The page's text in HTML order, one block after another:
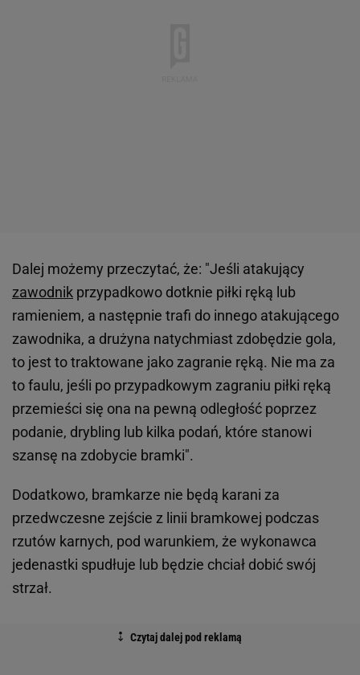
Dalej możemy przeczytać, że: "Jeśli atakujący
zawodnik przypadkowo dotknie piłki ręką lub
ramieniem, a następnie trafi do innego atakującego
zawodnika, a drużyna natychmiast zdobędzie gola,
to jest to traktowane jako zagranie ręką. Nie ma za
to faulu, jeśli po przypadkowym zagraniu piłki ręką
przemieści się ona na pewną odległość poprzez
podanie, drybling lub kilka podań, które stanowi
szansę na zdobycie bramki".
Dodatkowo, bramkarze nie będą karani za
przedwczesne zejście z linii bramkowej podczas
rzutów karnych, pod warunkiem, że wykonawca
jedenastki spudłuje lub będzie chciał dobić swój
strzał.